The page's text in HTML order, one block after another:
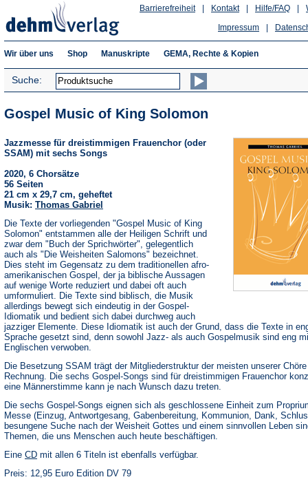
Hilfe/FAQ
Kontakt
Barrierefreiheit
Impressum
Wir über uns Shop Manuskripte GEMA, Rechte & Kopien
Suche:
Gospel Music of King Solomon
Jazzmesse für dreistimmigen Frauenchor (oder
SSAM) mit sechs Songs
2020, 6 Chorsätze
56 Seiten
21 cm x 29,7 cm, geheftet
Musik: Thomas Gabriel
Die Texte der vorliegenden "Gospel Music of King
Solomon" entstammen alle der Heiligen Schrift und
zwar dem "Buch der Sprichwörter", gelegentlich
auch als "Die Weisheiten Salomons" bezeichnet.
Dies steht im Gegensatz zu dem traditionellen afro-
amerikanischen Gospel, der ja biblische Aussagen
auf wenige Worte reduziert und dabei oft auch
umformuliert. Die Texte sind biblisch, die Musik
allerdings bewegt sich eindeutig in der Gospel-
Idiomatik und bedient sich dabei durchweg auch
jazziger Elemente. Diese Idiomatik ist auch der Grund, dass die Texte in
Sprache gesetzt sind, denn sowohl Jazz- als auch Gospelmusik sind eng
Englischen verwoben.
Die Besetzung SSAM trägt der Mitgliederstruktur der meisten unserer Chöre
Rechnung. Die sechs Gospel-Songs sind für dreistimmigen Frauenchor
eine Männerstimme kann je nach Wunsch dazu treten.
Die sechs Gospel-Songs eignen sich als geschlossene Einheit zum
Messe (Einzug, Antwortgesang, Gabenbereitung, Kommunion, Dank,
besungene Suche nach der Weisheit Gottes und einem sinnvollen Leben
Themen, die uns Menschen auch heute beschäftigen.
Eine CD(Öffnet
einem
mit allen 6 Titeln ist ebenfalls verfügbar.
Preis: 12,95 Euro Edition DV 79